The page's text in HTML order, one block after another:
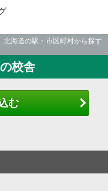
北海道の駅・市区町村から探す
校舎
む